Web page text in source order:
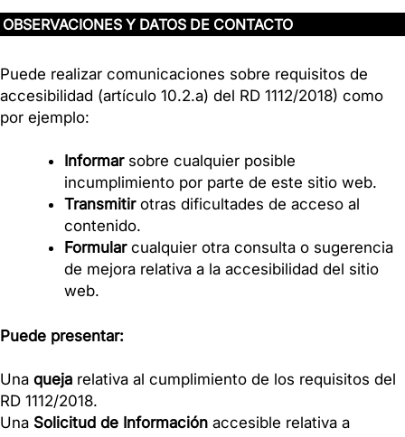
OBSERVACIONES Y DATOS DE CONTACTO
Puede realizar comunicaciones sobre requisitos de
accesibilidad (artículo 10.2.a) del RD 1112/2018) como
por ejemplo:
Informarsobre cualquier posible
incumplimiento por parte de este sitio web.
Transmitirotras dificultades de acceso al
contenido.
Formularcualquier otra consulta o sugerencia
de mejora relativa a la accesibilidad del sitio
web.
Puede presentar:
Una queja relativa al cumplimiento de los requisitos del
RD 1112/2018.
Una Solicitud de Información accesible relativa a